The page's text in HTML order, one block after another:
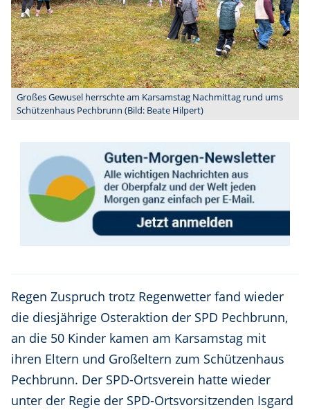
Großes Gewusel herrschte am Karsamstag Nachmittag rund ums
Schützenhaus Pechbrunn (Bild: Beate Hilpert)
Regen Zuspruch trotz Regenwetter fand wieder
die diesjährige Osteraktion der SPD Pechbrunn,
an die 50 Kinder kamen am Karsamstag mit
ihren Eltern und Großeltern zum Schützenhaus
Pechbrunn. Der SPD-Ortsverein hatte wieder
unter der Regie der SPD-Ortsvorsitzenden Isgard